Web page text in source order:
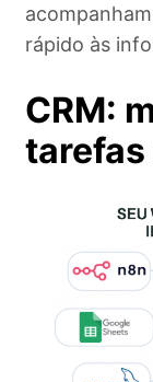
rápido às
CRM:
tarefas